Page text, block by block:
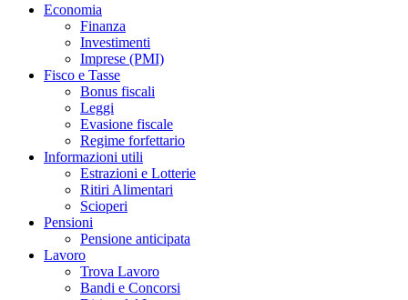
Economia
Finanza
Investimenti
Imprese (PMI)
Fisco e Tasse
Bonus fiscali
Leggi
Evasione fiscale
Regime forfettario
Informazioni utili
Estrazioni e Lotterie
Ritiri Alimentari
Scioperi
Pensioni
Pensione anticipata
Lavoro
Trova Lavoro
Bandi e Concorsi